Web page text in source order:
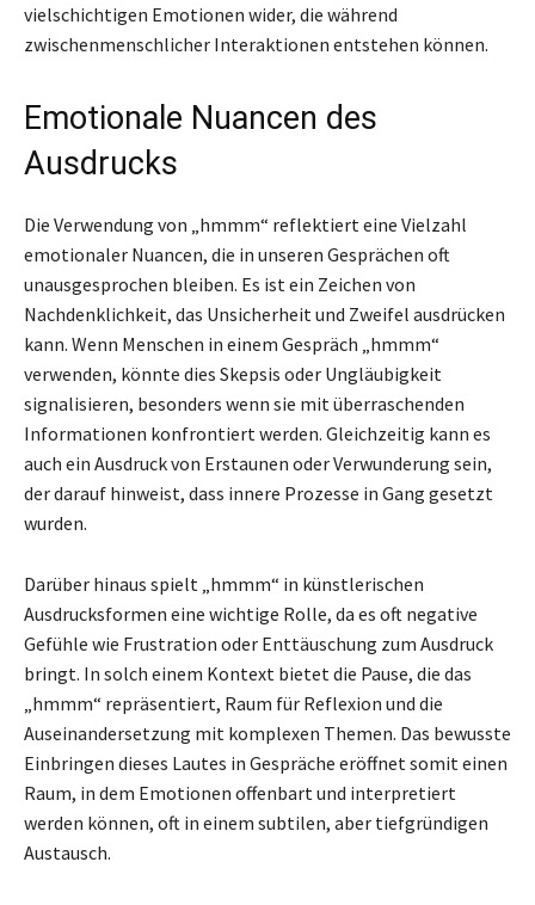
vielschichtigen Emotionen wider, die während
zwischenmenschlicher Interaktionen entstehen können.
Emotionale Nuancen des
Ausdrucks
Die Verwendung von „hmmm“ reflektiert eine Vielzahl
emotionaler Nuancen, die in unseren Gesprächen oft
unausgesprochen bleiben. Es ist ein Zeichen von
Nachdenklichkeit, das Unsicherheit und Zweifel ausdrücken
kann. Wenn Menschen in einem Gespräch „hmmm“
verwenden, könnte dies Skepsis oder Ungläubigkeit
signalisieren, besonders wenn sie mit überraschenden
Informationen konfrontiert werden. Gleichzeitig kann es
auch ein Ausdruck von Erstaunen oder Verwunderung sein,
der darauf hinweist, dass innere Prozesse in Gang gesetzt
wurden.
Darüber hinaus spielt „hmmm“ in künstlerischen
Ausdrucksformen eine wichtige Rolle, da es oft negative
Gefühle wie Frustration oder Enttäuschung zum Ausdruck
bringt. In solch einem Kontext bietet die Pause, die das
„hmmm“ repräsentiert, Raum für Reflexion und die
Auseinandersetzung mit komplexen Themen. Das bewusste
Einbringen dieses Lautes in Gespräche eröffnet somit einen
Raum, in dem Emotionen offenbart und interpretiert
werden können, oft in einem subtilen, aber tiefgründigen
Austausch.